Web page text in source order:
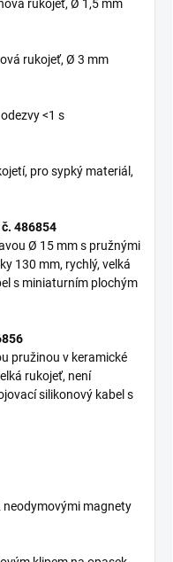
rukojeť, Ø 1,5 mm
rukojeť, Ø 3 mm
<1 s
pro sypký materiál,
486854
Ø 15 mm s pružnými
130 mm, rychlý, velká
s miniaturním plochým
pružinou v keramické
rukojeť, není
silikonový kabel s
neodymovými magnety